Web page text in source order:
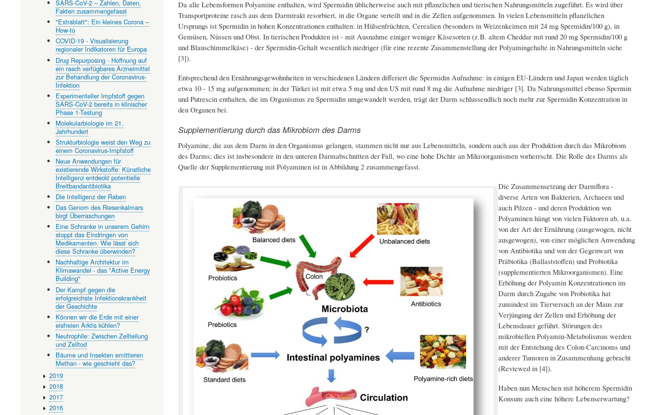
Da alle Lebensformen Polyamine enthalten, wird Spermidin üblicherweise auch mit pflanzlichen und tierischen Nahrungsmitteln zugeführt. Es wird über
Transportproteine rasch aus dem Darmtrakt resorbiert, in die Organe verteilt und in die Zellen aufgenommen. In vielen Lebensmitteln pflanzlichen
Ursprungs ist Spermidin in hohen Konzentrationen enthalten: in Hülsenfrüchten, Cerealien (besonders in Weizenkeimen mit 24 mg Spermidin/100 g), in
Gemüsen, Nüssen und Obst. In tierischen Produkten ist - mit Ausnahme einiger weniger Käsesorten (z.B. altem Cheddar mit rund 20 mg Spermidin/100 g
und Blauschimmelkäse) - der Spermidin-Gehalt wesentlich niedriger (für eine rezente Zusammenstellung der Polyamingehalte in Nahrungsmitteln siehe
[3]).
Entsprechend den Ernährungsgewohnheiten in verschiedenen Ländern differiert die Spermidin Aufnahme: in einigen EU-Ländern und Japan werden täglich
etwa 10 - 15 mg aufgenommen; in der Türkei ist mit etwa 5 mg und den US mit rund 8 mg die Aufnahme niedriger [3]. Da Nahrungsmittel ebenso Spermin
und Putrescin enthalten, die im Organismus zu Spermidin umgewandelt werden, trägt der Darm schlussendlich noch mehr zur Spermidin Konzentration in
den Organen bei.
Supplementierung durch das Mikrobiom des Darms
Polyamine, die aus dem Darm in den Organismus gelangen, stammen nicht nur aus Lebensmitteln, sondern auch aus der Produktion durch das Mikrobiom
des Darms; dies ist insbesondere in den unteren Darmabschnitten der Fall, wo eine hohe Dichte an Mikroorganismen vorherrscht. Die Rolle des Darms als
Quelle der Supplementierung mit Polyaminen ist in Abbildung 2 zusammengefasst.
Die Zusammensetzung der Darmflora -
diverse Arten von Bakterien, Archaeen und
auch Pilzen - und deren Produktion von
Polyaminen hängt von vielen Faktoren ab, u.a.
von der Art der Ernährung (ausgewogen, nicht
ausgewogen), von einer möglichen Anwendung
von Antibiotika und von der Gegenwart von
Präbiotika (Ballaststoffen) und Probiotika
(supplementierten Mikroorganismen). Eine
Erhöhung der Polyamin Konzentrationen im
Darm durch Zugabe von Probiotika hat
zumindest im Tierversuch an der Maus zur
Verjüngung der Zellen und Erhöhung der
Lebensdauer geführt. Störungen des
mikrobiellen Polyamin-Metabolismus werden
mit der Entstehung des Colon-Carcinoms und
anderer Tumoren in Zusammenhang gebracht
(Reviewed in [4]).
Haben nun Menschen mit höherem Spermidin
Konsum auch eine höhere Lebenserwartung?
SARS-CoV-2 – Zahlen, Daten,
Fakten zusammengefasst
"Extrablatt": Ein kleines Corona –
How-to
COVID-19 - Visualisierung
regionaler Indikatoren für Europa
Drug Repurposing - Hoffnung auf
ein rasch verfügbares Arzneimittel
zur Behandlung der Coronavirus-
Infektion
Experimenteller Impfstoff gegen
SARS-CoV-2 bereits in klinischer
Phase 1-Testung
Molekularbiologie im 21.
Jahrhundert
Strukturbiologie weist den Weg zu
einem Coronavirus-Impfstoff
Neue Anwendungen für
existierende Wirkstoffe: Künstliche
Intelligenz entdeckt potentielle
Breitbandantibiotika
Die Intelligenz der Raben
Das Genom des Riesenkalmars
birgt Überraschungen
Eine Schranke in unserem Gehirn
stoppt das Eindringen von
Medikamenten. Wie lässt sich
diese Schranke überwinden?
Nachhaltige Architektur im
Klimawandel - das "Active Energy
Building"
Der Kampf gegen die
erfolgreichste Infektionskrankheit
der Geschichte
Können wir die Erde mit einer
eisfreien Arktis kühlen?
Neutrophile: Zwischen Zellteilung
und Zelltod
Bäume und Insekten emittieren
Methan - wie geschieht das?
2019
2018
2017
2016